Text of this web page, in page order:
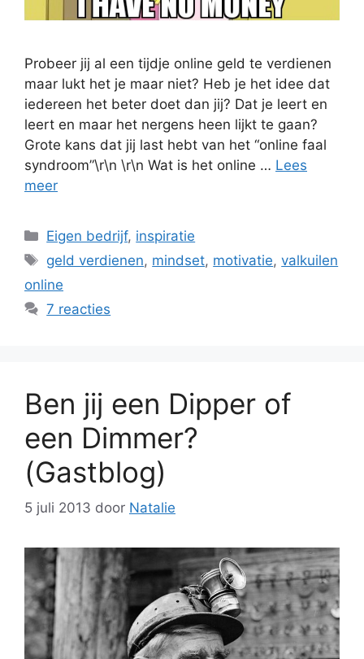
Probeer jij al een tijdje online geld te verdienen
maar lukt het je maar niet? Heb je het idee dat
iedereen het beter doet dan jij? Dat je leert en
leert en maar het nergens heen lijkt te gaan?
Grote kans dat jij last hebt van het “online faal
syndroom”\r\n \r\n Wat is het online … Lees
meer
Categorieën
Eigen bedrijf, inspiratie
Tags
geld verdienen, mindset, motivatie,valkuilen
online
7 reacties
Ben jij een Dipper of
een Dimmer?
(Gastblog)
5 juli 2013 door Natalie